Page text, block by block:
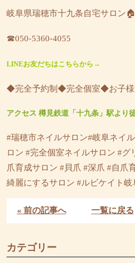
岐阜県瑞穂市十九条自宅サロン🏠
☎︎050-5360-4055
LINEお友だちはこちらから→
◆完全予約制◆完全個室◆お子
アクセス 樽見鉄道「十九条」駅より
#瑞穂市ネイルサロン#岐阜ネイ
ロン #完全個室ネイルサロン #グ
爪育成サロン #貝爪 #深爪 #自爪
綺麗にするサロン #ルビケイト岐
« 前の記事へ 一覧に戻る
カテゴリー